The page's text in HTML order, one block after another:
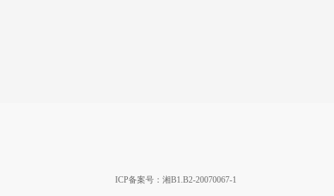
ICP备案号：湘B1.B2-20070067-1